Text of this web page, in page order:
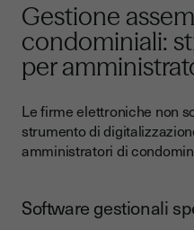
Gestione
condominiali:
per
Le firme elettroniche non
strumento di
amministratori di
Software gestionali